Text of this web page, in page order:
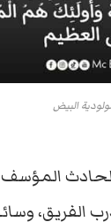
البيض
وفاة 3
الفريق،